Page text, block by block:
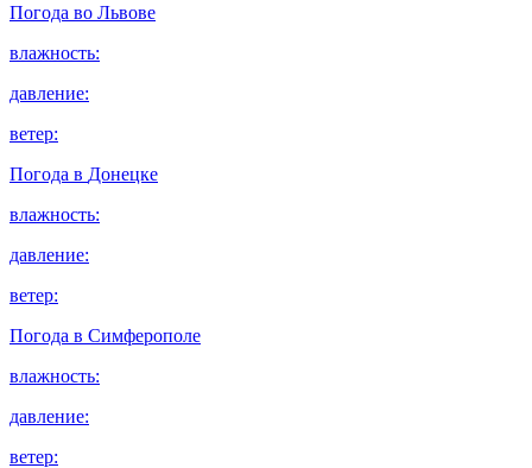
Погода во Львове
влажность:
давление:
ветер:
Погода в Донецке
влажность:
давление:
ветер:
Погода в Симферополе
влажность:
давление:
ветер: